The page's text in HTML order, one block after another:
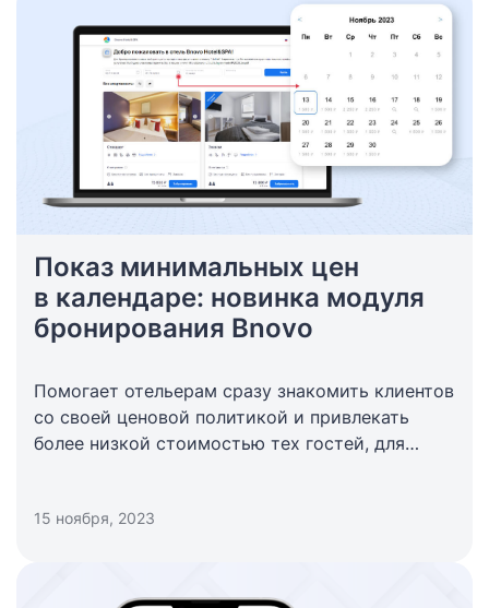
Показ минимальных цен
в календаре: новинка модуля
бронирования Bnovo
Помогает отельерам сразу знакомить клиентов
со своей ценовой политикой и привлекать
более низкой стоимостью тех гостей, для
15 ноября, 2023